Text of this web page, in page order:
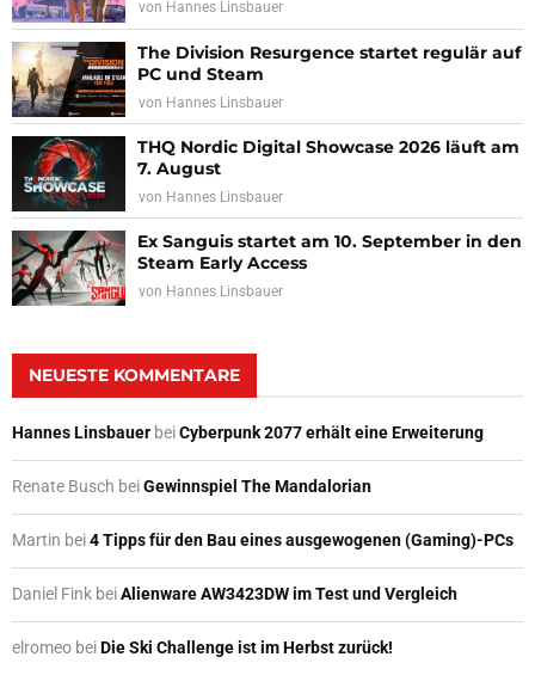
von Hannes Linsbauer
The Division Resurgence startet regulär auf
PC und Steam
von Hannes Linsbauer
THQ Nordic Digital Showcase 2026 läuft am
7. August
von Hannes Linsbauer
Ex Sanguis startet am 10. September in den
Steam Early Access
von Hannes Linsbauer
NEUESTE KOMMENTARE
Hannes Linsbauer beiCyberpunk 2077 erhält eine Erweiterung
Renate Busch beiGewinnspiel The Mandalorian
Martin bei4 Tipps für den Bau eines ausgewogenen (Gaming)-PCs
Daniel Fink beiAlienware AW3423DW im Test und Vergleich
elromeo beiDie Ski Challenge ist im Herbst zurück!